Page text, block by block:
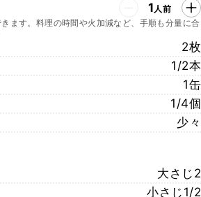
1人前
ます。料理の時間や火加減など、手順も分量に合
2枚
1/2本
1缶
1/4個
少々
大さじ2
小さじ1/2